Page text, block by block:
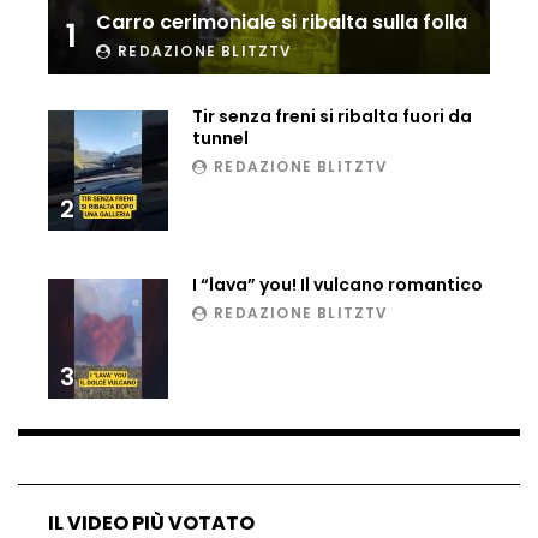
Ucraina, ecco come gli F16 intercettano
i droni russi
Tir bloccato sul passaggio a livello:
treno lo distrugge
all’improvviso
Auto fuori controllo in Guatemala,
Russia sotto zero: fiumi congelati e navi
rompighiaccio a Mosca
1 Carro cerimoniale si ribalta sulla folla
REDAZIONE BLITZTV
2
Tir senza freni si ribalta fuori da
tunnel
REDAZIONE BLITZTV
3
I “lava” you! Il vulcano romantico
REDAZIONE BLITZTV
IL VIDEO PIÙ VOTATO